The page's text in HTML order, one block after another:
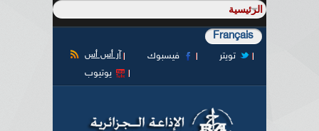
Français
آر أس أس فيسبوك
تويتر
يوتيوب